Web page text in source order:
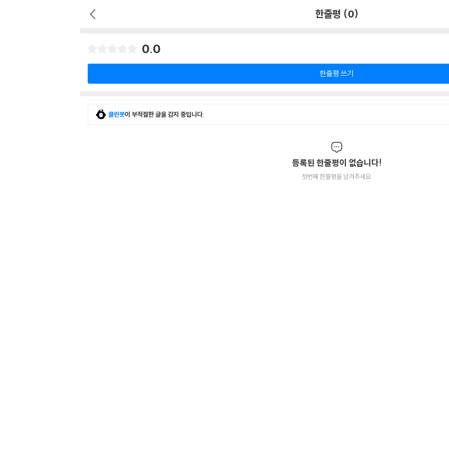
한줄평 (0)
0.0
한줄평 쓰기
클린봇이 부적절한 글을 감지 중입니다.
등록된 한줄평이 없습니다!
첫번째 한줄평을 남겨주세요.